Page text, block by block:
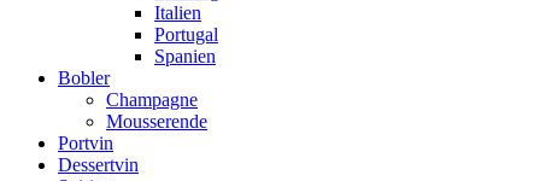
Italien
Portugal
Spanien
Bobler
Champagne
Mousserende
Portvin
Dessertvin